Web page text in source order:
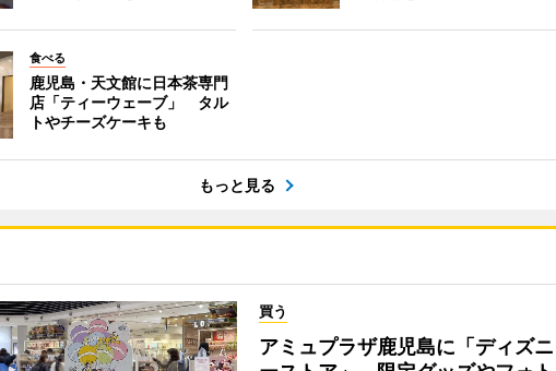
食べる
鹿児島・天文館に日本茶専門
店「ティーウェーブ」 タル
トやチーズケーキも
もっと見る
買う
アミュプラザ鹿児島に「ディズニ